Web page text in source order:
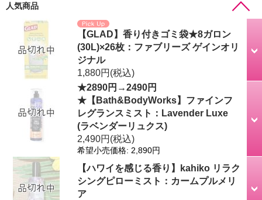
人気商品
【GLAD】香り付きゴミ袋★8ガロン
(30L)×26枚：ファブリーズ ゲインオリ
ジナル
1,880円(税込)
★2890円→2490円
★【Bath&BodyWorks】ファインフ
レグランスミスト：Lavender Luxe
(ラベンダーリュクス)
2,490円(税込)
希望小売価格: 2,890円
【ハワイを感じる香り】kahiko リラク
シングピローミスト：カームプルメリ
ア